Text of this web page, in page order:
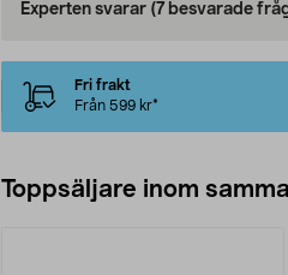
Experten svarar (7 besvarade
Fri frakt
Från 599 kr*
Toppsäljare inom